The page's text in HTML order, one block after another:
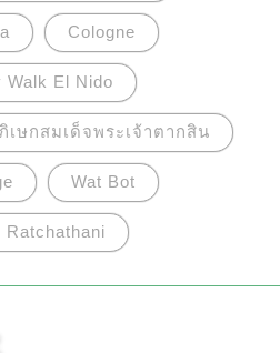
Cologne
Walk El Nido
ษกสมเด็จพระเจ้าตากสิน
Wat Bot
Ratchathani